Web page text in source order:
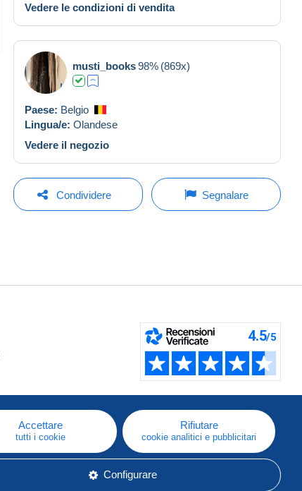
Vedere le condizioni di vendita
musti_books98% (869x)
Paese: Belgio
Lingua/e: Olandese
Vedere il negozio
Condividere Segnalare
Accettare
tutti i cookie
Rifiutare
cookie analitici e pubblicitari
Configurare